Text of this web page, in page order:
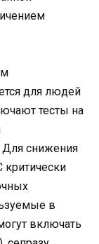
для людей
тесты на
Для снижения
критически
в
включать